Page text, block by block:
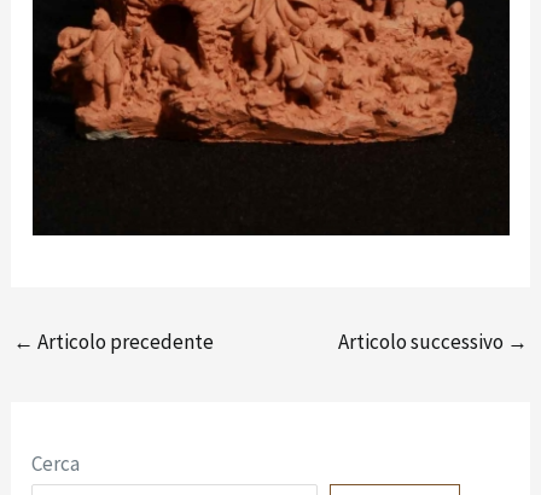
← Articolo precedente Articolo successivo →
Cerca